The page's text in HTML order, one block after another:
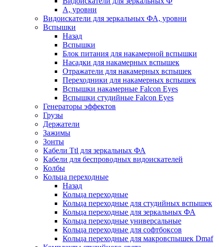
А, уровни
Видоискатели для зеркальных ФА, уровни
Вспышки
Назад
Вспышки
Блок питания для накамерной вспышки
Насадки для накамерных вспышек
Отражатели для накамерных вспышек
Переходники для накамерных вспышек
Вспышки накамерные Falcon Eyes
Вспышки студийные Falcon Eyes
Генераторы эффектов
Грузы
Держатели
Зажимы
Зонты
Кабели Ttl для зеркальных ФА
Кабели для беспроводных видоискателей
Колбы
Кольца переходные
Назад
Кольца переходные
Кольца переходные для студийных вспышек
Кольца переходные для зеркальных ФА
Кольца переходные универсальные
Кольца переходные для софтбоксов
Кольца переходные для макровспышек Dmaf